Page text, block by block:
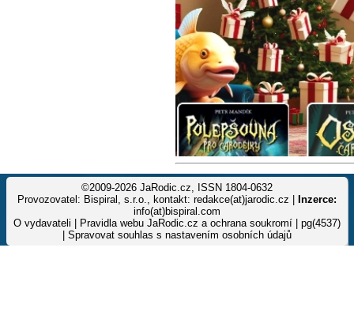
©2009-2026 JaRodic.cz, ISSN 1804-0632
Provozovatel: Bispiral, s.r.o., kontakt: redakce(at)jarodic.cz |
Inzerce:
info(at)bispiral.com
O vydavateli
Pravidla webu JaRodic.cz a ochrana soukromí | pg(4537)
Spravovat souhlas s nastavením osobních údajů